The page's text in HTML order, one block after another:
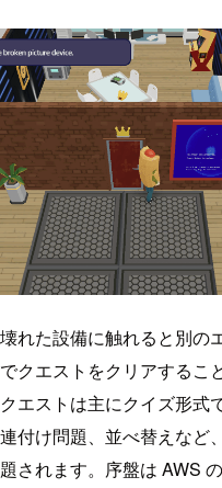
れた設備に触れると別の
クエストをクリアするこ
エストは主にクイズ形式
付け問題、並べ替えなど
されます。序盤は AWS